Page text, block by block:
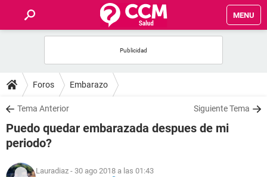
MENU
FOROS
SALUD
FAMILIA
NUTRICIÓN
Foros Embarazo
Tema Anterior Siguiente Tema
Puedo quedar embarazada despues de mi
periodo?
Lauradiaz - 30 ago 2018 a las 01:43